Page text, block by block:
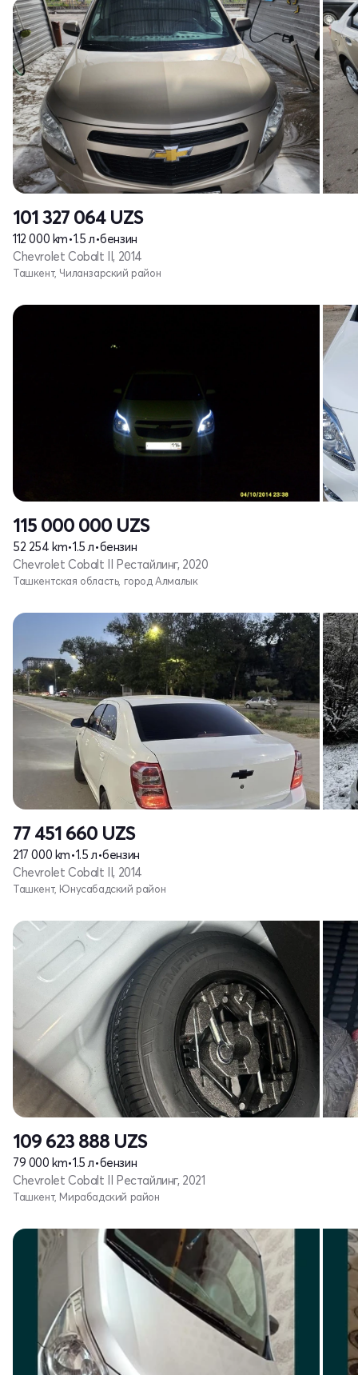
101 327 064 UZS
112 000 km•1.5 л•бензин
Chevrolet Cobalt II, 2014
Ташкент, Чиланзарский район
115 000 000 UZS
52 254 km•1.5 л•бензин
Chevrolet Cobalt II Рестайлинг, 2020
Ташкентская область, город Алмалык
77 451 660 UZS
217 000 km•1.5 л•бензин
Chevrolet Cobalt II, 2014
Ташкент, Юнусабадский район
109 623 888 UZS
79 000 km•1.5 л•бензин
Chevrolet Cobalt II Рестайлинг, 2021
Ташкент, Мирабадский район